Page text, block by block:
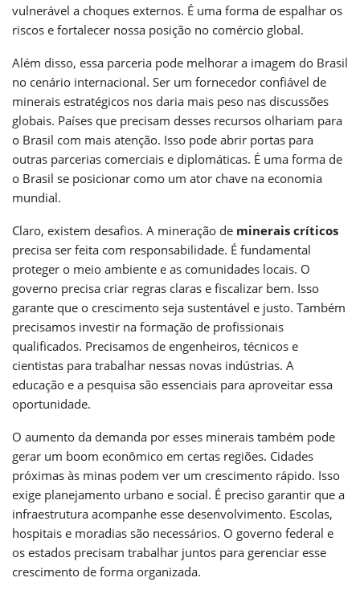
vulnerável a choques externos. É uma forma de espalhar os
riscos e fortalecer nossa posição no comércio global.
Além disso, essa parceria pode melhorar a imagem do Brasil
no cenário internacional. Ser um fornecedor confiável de
minerais estratégicos nos daria mais peso nas discussões
globais. Países que precisam desses recursos olhariam para
o Brasil com mais atenção. Isso pode abrir portas para
outras parcerias comerciais e diplomáticas. É uma forma de
o Brasil se posicionar como um ator chave na economia
mundial.
Claro, existem desafios. A mineração de minerais críticos
precisa ser feita com responsabilidade. É fundamental
proteger o meio ambiente e as comunidades locais. O
governo precisa criar regras claras e fiscalizar bem. Isso
garante que o crescimento seja sustentável e justo. Também
precisamos investir na formação de profissionais
qualificados. Precisamos de engenheiros, técnicos e
cientistas para trabalhar nessas novas indústrias. A
educação e a pesquisa são essenciais para aproveitar essa
oportunidade.
O aumento da demanda por esses minerais também pode
gerar um boom econômico em certas regiões. Cidades
próximas às minas podem ver um crescimento rápido. Isso
exige planejamento urbano e social. É preciso garantir que a
infraestrutura acompanhe esse desenvolvimento. Escolas,
hospitais e moradias são necessários. O governo federal e
os estados precisam trabalhar juntos para gerenciar esse
crescimento de forma organizada.